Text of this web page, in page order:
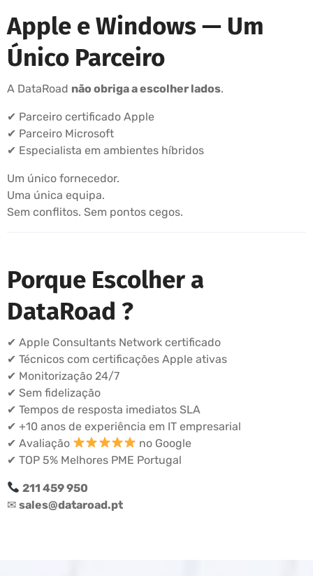
Apple e Windows — Um
Único Parceiro
A DataRoad não obriga a escolher lados.
✔ Parceiro certificado Apple
✔ Parceiro Microsoft
✔ Especialista em ambientes híbridos
Um único fornecedor.
Uma única equipa.
Sem conflitos. Sem pontos cegos.
Porque Escolher a
DataRoad ?
✔ Apple Consultants Network certificado
✔ Técnicos com certificações Apple ativas
✔ Monitorização 24/7
✔ Sem fidelização
✔ Tempos de resposta imediatos SLA
✔ +10 anos de experiência em IT empresarial
✔ Avaliação
no Google
✔ TOP 5% Melhores PME Portugal
211 459 950
✉ sales@dataroad.pt